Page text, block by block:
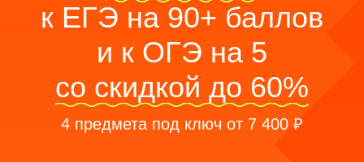
к ЕГЭ на 90+ баллов
и к ОГЭ на 5
со скидкой до 60%
4 предмета под ключ от 7 400 ₽